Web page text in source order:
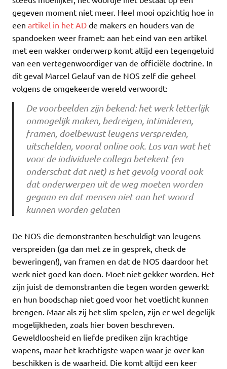
gegeven moment niet meer. Heel mooi opzichtig hoe in
een artikel in het AD de makers en houders van de
spandoeken weer framet: aan het eind van een artikel
met een wakker onderwerp komt altijd een tegengeluid
van een vertegenwoordiger van de officiële doctrine. In
dit geval Marcel Gelauf van de NOS zelf die geheel
volgens de omgekeerde wereld verwoordt:
De voorbeelden zijn bekend: het werk letterlijk
onmogelijk maken, bedreigen, intimideren,
framen, doelbewust leugens verspreiden,
uitschelden, vooral online ook. Los van wat het
voor de individuele collega betekent (en
onderschat dat niet) is het gevolg vooral ook
dat onderwerpen uit de weg moeten worden
gegaan en dat mensen niet aan het woord
kunnen worden gelaten
De NOS die demonstranten beschuldigt van leugens
verspreiden (ga dan met ze in gesprek, check de
beweringen!), van framen en dat de NOS daardoor het
werk niet goed kan doen. Moet niet gekker worden. Het
zijn juist de demonstranten die tegen worden gewerkt
en hun boodschap niet goed voor het voetlicht kunnen
brengen. Maar als zij het slim spelen, zijn er wel degelijk
mogelijkheden, zoals hier boven beschreven.
Geweldloosheid en liefde prediken zijn krachtige
wapens, maar het krachtigste wapen waar je over kan
beschikken is de waarheid. Die komt altijd een keer